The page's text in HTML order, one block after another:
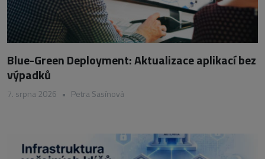
Blue-Green Deployment: Aktualizace aplikací bez
výpadků
7. srpna 2026 • Petra Sasínová